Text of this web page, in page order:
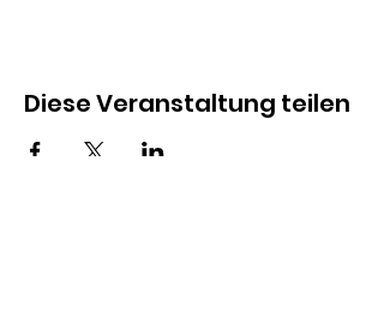
Diese Veranstaltung teilen